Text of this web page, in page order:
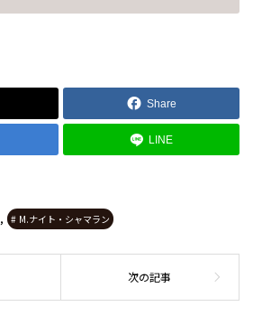
Share
LINE
, M.ナイト・シャマラン